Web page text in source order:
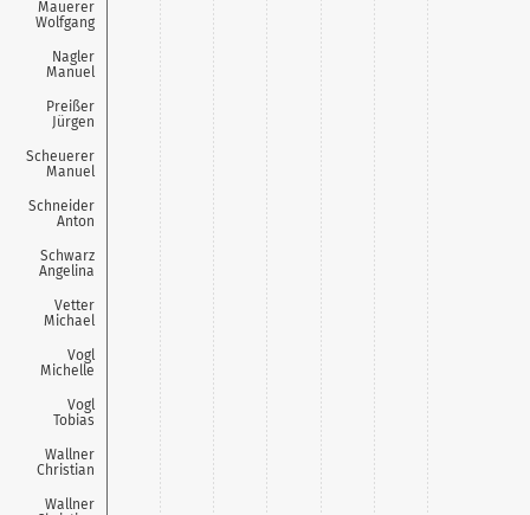
Mauerer
Wolfgang
Nagler
Manuel
Preißer
Jürgen
Scheuerer
Manuel
Schneider
Anton
Schwarz
Angelina
Vetter
Michael
Vogl
Michelle
Vogl
Tobias
Wallner
Christian
Wallner